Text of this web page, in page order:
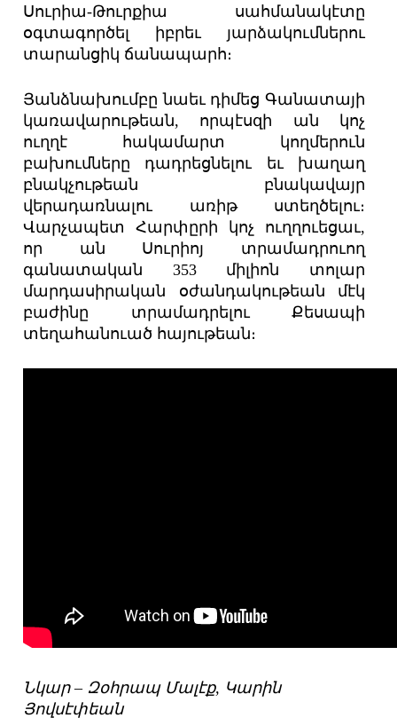
Սուրիա-Թուրքիա սահմանակէտը
օգտագործել իբրեւ յարձակումներու
տարանցիկ ճանապարհ։
Յանձնախումբը նաեւ դիմեց Գանատայի
կառավարութեան, որպէսզի ան կոչ
ուղղէ հակամարտ կողմերուն
բախումները դադրեցնելու եւ խաղաղ
բնակչութեան բնակավայր
վերադառնալու առիթ ստեղծելու։
Վարչապետ Հարփըրի կոչ ուղղուեցաւ,
որ ան Սուրիոյ տրամադրուող
գանատական 353 միլիոն տոլար
մարդասիրական օժանդակութեան մէկ
բաժինը տրամադրելու Քեսապի
տեղահանուած հայութեան։
Նկար – Զօհրապ Մալէք, Կարին
Յովսէփեան